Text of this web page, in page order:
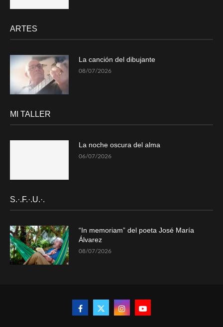
ARTES
La canción del dibujante
08/07/2026
MI TALLER
La noche oscura del alma
06/07/2026
S.·.F.·.U.·.
“In memoriam” del poeta José María
Álvarez
08/07/2026